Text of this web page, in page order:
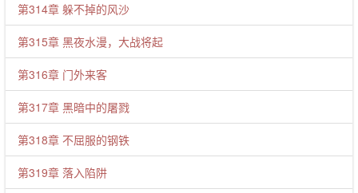
第314章 躲不掉的风沙
第315章 黑夜水漫，大战将起
第316章 门外来客
第317章 黑暗中的屠戮
第318章 不屈服的钢铁
第319章 落入陷阱